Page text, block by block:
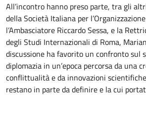
All’incontro hanno preso parte, tra gli
della Società Italiana per
l’Ambasciatore Riccardo Sessa, e la
degli Studi Internazionali di Roma,
discussione ha favorito un confronto sul
diplomazia in un’epoca percorsa da una
conflittualità e da innovazioni
restano in parte da definire e la cui